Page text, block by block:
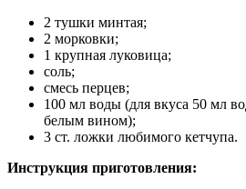
2 тушки минтая;
2 морковки;
1 крупная луковица;
соль;
смесь перцев;
100 мл воды (для вкуса 50 мл
белым вином);
3 ст. ложки любимого кетчупа.
Инструкция приготовления: